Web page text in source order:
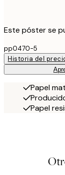
Este póster se
pp0470-5
Historia del
Papel
Papel